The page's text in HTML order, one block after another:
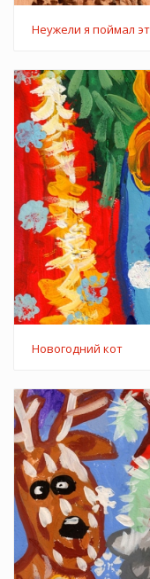
Неужели я поймал
Новогодний кот